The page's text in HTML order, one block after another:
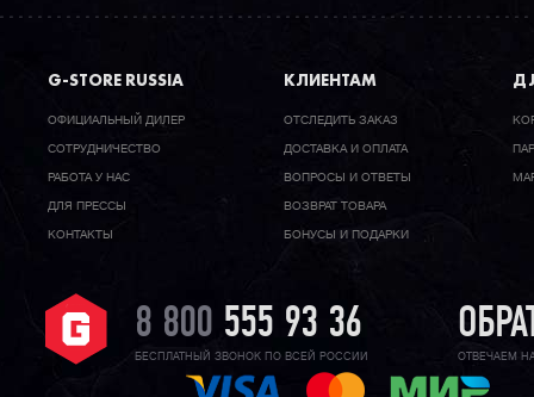
G-STORE RUSSIA
ОФИЦИАЛЬНЫЙ ДИЛЕР
CОТРУДНИЧЕСТВО
РАБОТА У НАС
ДЛЯ ПРЕССЫ
КОНТАКТЫ
КЛИЕНТАМ
ОТСЛЕДИТЬ ЗАКАЗ
ДОСТАВКА И ОПЛАТА
ВОПРОСЫ И ОТВЕТЫ
ВОЗВРАТ ТОВАРА
БОНУСЫ И ПОДАРКИ
8 800 555 93 36
БЕСПЛАТНЫЙ ЗВОНОК ПО ВСЕЙ РОССИИ ОТВЕЧАЕМ